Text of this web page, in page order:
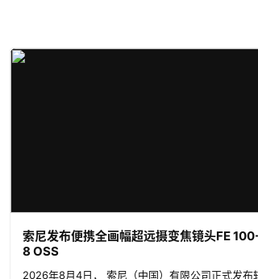
索尼发布便携全画幅超远摄变焦镜头FE
8 OSS